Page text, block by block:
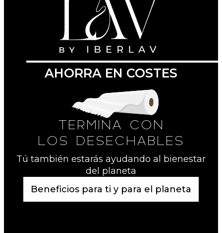
AHORRA EN COSTES
TERMINA CON
LOS DESECHABLES
Tú también estarás ayudando al bienestar
del planeta
Beneficios para ti y para el planeta